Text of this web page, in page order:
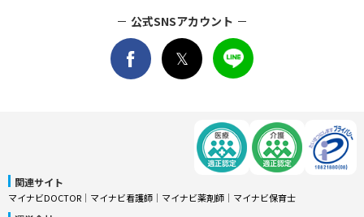
公式SNSアカウント
関連サイト
マイナビDOCTOR │ マイナビ看護師 │ マイナビ薬剤師 │ マイナビ保育士